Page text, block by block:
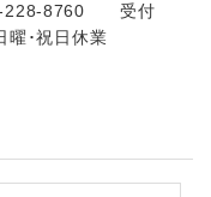
228-8760 受付
･祝日休業